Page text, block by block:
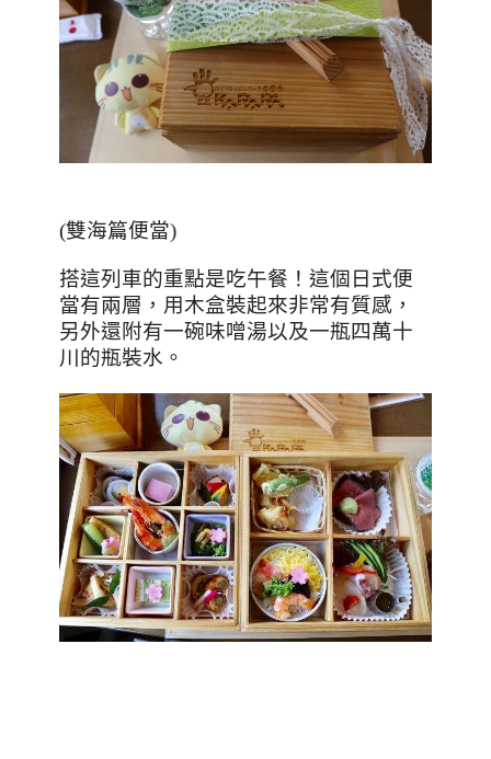
(雙海篇便當)
搭這列車的重點是吃午餐！這個日式便
當有兩層，用木盒裝起來非常有質感，
另外還附有一碗味噌湯以及一瓶四萬十
川的瓶裝水。